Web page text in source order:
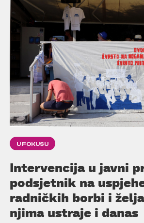
U FOKUSU
Intervencija u javni
podsjetnik na
radničkih borbi i
njima ustraje i danas